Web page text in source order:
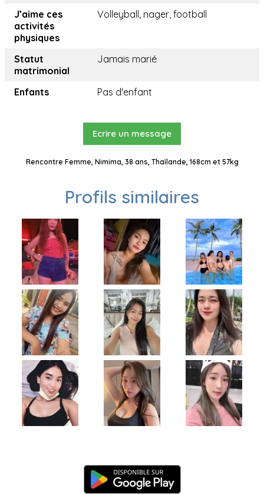
J’aime ces
activités
physiques
Volleyball, nager, football
Statut
matrimonial
Jamais marié
Enfants Pas d'enfant
Ecrire un message
Rencontre Femme, Nimima, 38 ans, Thaïlande, 168cm et 57kg
Profils similaires